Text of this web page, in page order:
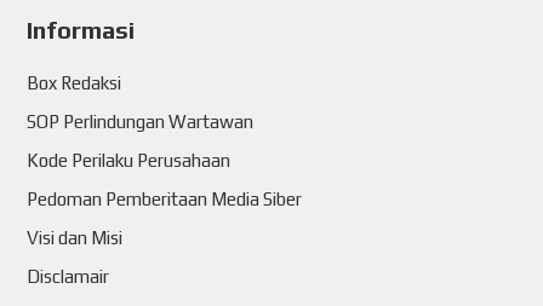
Informasi
Box Redaksi
SOP Perlindungan Wartawan
Kode Perilaku Perusahaan
Pedoman Pemberitaan Media Siber
Visi dan Misi
Disclamair